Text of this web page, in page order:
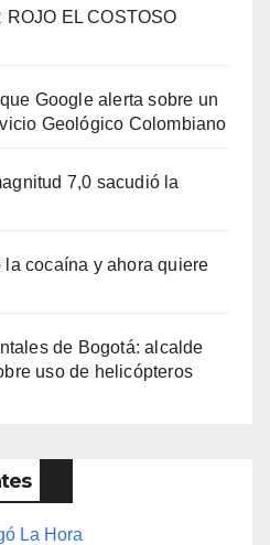
EL COSTOSO
Google alerta sobre un
Geológico Colombiano
7,0 sacudió la
la cocaína y ahora quiere
de Bogotá: alcalde
uso de helicópteros
La Hora